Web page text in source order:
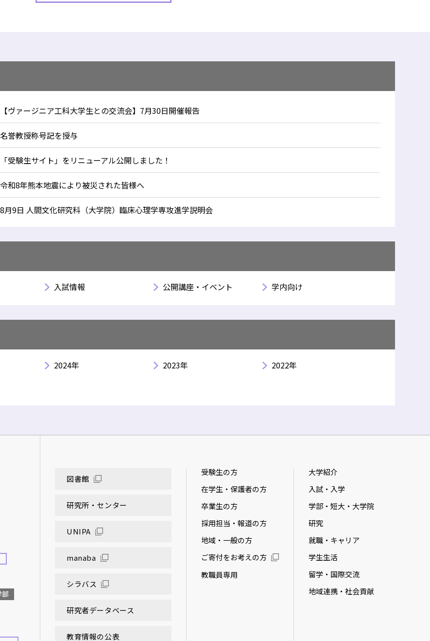
【ヴァージニア工科大学生との交流会】7月30日開催報告
名誉教授称号記を授与
「受験生サイト」をリニューアル公開しました！
令和8年熊本地震により被災された皆様へ
8月9日 人間文化研究科（大学院）臨床心理学専攻進学説明会
入試情報 公開講座・イベント 学内向け
2024年 2023年
2022年
図書館
研究所・センター
UNIPA
manaba
シラバス
研究者データベース
教育情報の公表
受験生の方
在学生・保護者の方
卒業生の方
採用担当・報道の方
地域・一般の方
ご寄付をお考えの方
教職員専用
大学紹介
入試・入学
学部・短大・大学院
研究
就職・キャリア
学生生活
留学・国際交流
地域連携・社会貢献